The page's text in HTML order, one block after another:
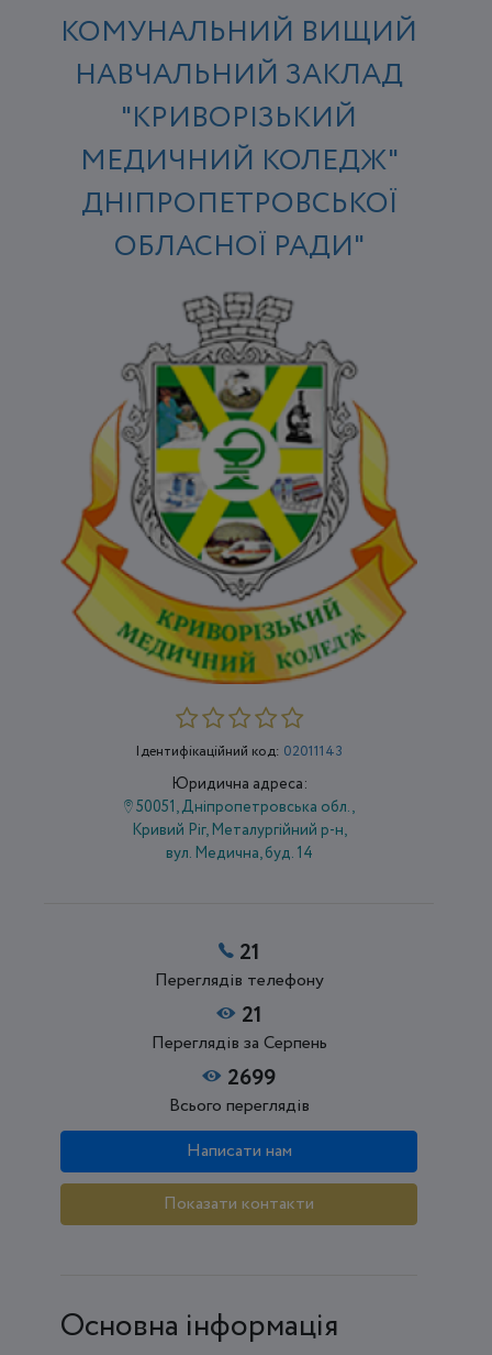
КОМУНАЛЬНИЙ ВИЩИЙ
НАВЧАЛЬНИЙ ЗАКЛАД
"КРИВОРІЗЬКИЙ
МЕДИЧНИЙ КОЛЕДЖ"
ДНІПРОПЕТРОВСЬКОЇ
ОБЛАСНОЇ РАДИ"
Ідентифікаційний код: 02011143
Юридична адреса:
50051, Дніпропетровська обл.,
Кривий Ріг, Металургійний р-н,
вул. Медична, буд. 14
21
Переглядів телефону
21
Переглядів за Серпень
2699
Всього переглядів
Написати нам
Показати контакти
Основна інформація